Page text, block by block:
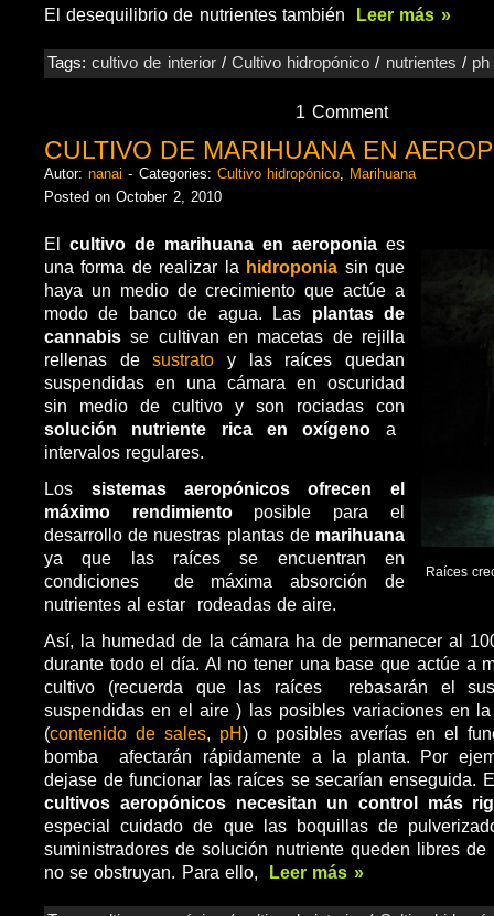
El desequilibrio de nutrientes también Leer más »
Tags:cultivo de interior/Cultivo hidropónico / nutrientes / ph
1 Comment
CULTIVO DE MARIHUANA EN
Autor:nanai - Categories: Cultivo hidropónico, Marihuana
Posted on October 2, 2010
Raíces
El cultivo de marihuana en aeroponia es
una forma de realizar la hidroponia sin que
haya un medio de crecimiento que actúe a
modo de banco de agua. Las plantas de
cannabis se cultivan en macetas de rejilla
rellenas desustrato y las raíces quedan
suspendidas en una cámara en oscuridad
sin medio de cultivo y son rociadas con
solución nutriente rica en oxígeno a
intervalos regulares.
Los sistemas aeropónicos ofrecen el
máximo rendimientoposible para el
desarrollo de nuestras plantas de marihuana
ya que las raíces se encuentran en
condiciones de máxima absorción de
nutrientes al estar rodeadas de aire.
Así, la humedad de la cámara ha de permanecer al
durante todo el día. Al no tener una base que actúe a
cultivo (recuerda que las raíces rebasarán el
suspendidas en el aire ) las posibles variaciones en
(contenido de sales, pH) o posibles averías en el
bomba afectarán rápidamente a la planta. Por
dejase de funcionar las raíces se secarían enseguida.
cultivos aeropónicos necesitan un control más
especial cuidado de que las boquillas de
suministradores de solución nutriente queden libres
no se obstruyan. Para ello,
Leer más »